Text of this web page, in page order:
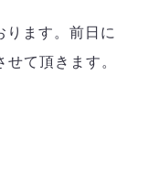
ります。前日に
て頂きます。